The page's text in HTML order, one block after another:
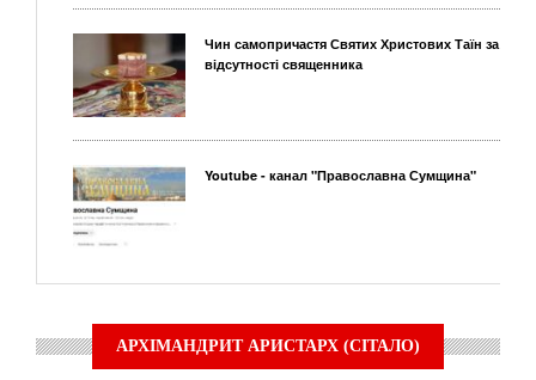
Чин самопричастя Святих Христових Таїн за
відсутності священника
Youtube - канал "Православна Сумщина"
АРХІМАНДРИТ АРИСТАРХ (СІТАЛО)